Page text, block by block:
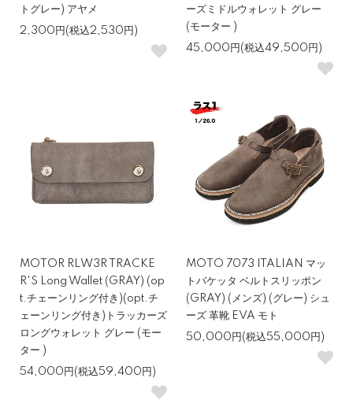
トグレー) アヤメ
2,300円(税込2,530円)
ーズミドルウォレット グレー
(モーター )
45,000円(税込49,500円)
MOTOR RLW3R TRACKE
R'S Long Wallet (GRAY) (op
t.チェーンリング付き)(opt.チ
ェーンリング付き)トラッカーズ
ロングウォレット グレー (モー
ター )
54,000円(税込59,400円)
MOTO 7073 ITALIAN マッ
トバケッタ ベルトスリッポン
(GRAY) (メンズ) (グレー) シュ
ーズ 革靴 EVA モト
50,000円(税込55,000円)